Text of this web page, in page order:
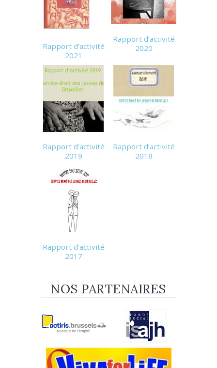
Rapport d’activité
2021
Rapport d’activité
2020
Rapport d’activité
2019
Rapport d’activité
2018
Rapport d’activité
2017
NOS PARTENAIRES